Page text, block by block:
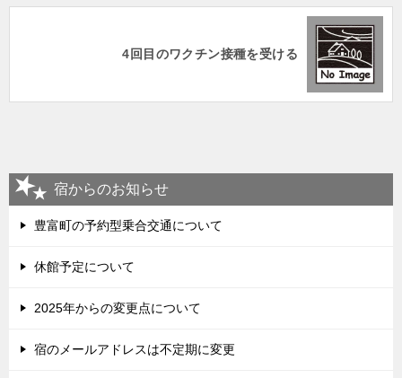
4回目のワクチン接種を受ける
宿からのお知らせ
豊富町の予約型乗合交通について
休館予定について
2025年からの変更点について
宿のメールアドレスは不定期に変更